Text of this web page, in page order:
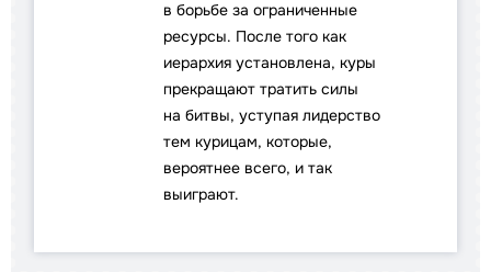
в борьбе за ограниченные
ресурсы. После того как
иерархия установлена, куры
прекращают тратить силы
на битвы, уступая лидерство
тем курицам, которые,
вероятнее всего, и так
выиграют.